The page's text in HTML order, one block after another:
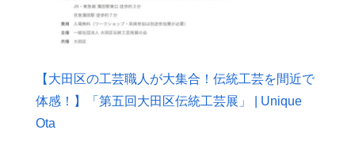
【大田区の工芸職人が大集合！伝統工芸を間近で
体感！】「第五回大田区伝統工芸展」 | Unique
Ota